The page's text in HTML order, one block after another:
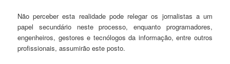
Não perceber esta realidade pode relegar os jornalistas a um
papel secundário neste processo, enquanto programadores,
engenheiros, gestores e tecnólogos da informação, entre outros
profissionais, assumirão este posto.